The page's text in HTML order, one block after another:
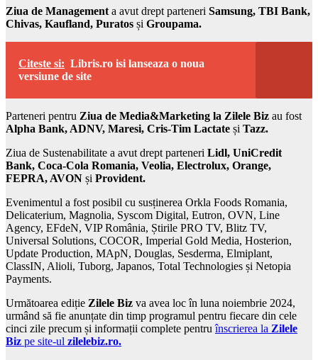
Ziua de Management a avut drept parteneri Samsung, TBI Bank,
Chivas, Kaufland, Puratos și Groupama.
Citeste si: Libris.ro isi lanseaza o noua
versiune de site
Parteneri pentru Ziua de Media&Marketing la Zilele Biz au fost
Alpha Bank, ADNV, Maresi, Cris-Tim Lactate și Tazz.
Ziua de Sustenabilitate a avut drept parteneri Lidl, UniCredit
Bank, Coca-Cola Romania, Veolia, Electrolux, Orange,
FEPRA, AVON și Provident.
Evenimentul a fost posibil cu susținerea Orkla Foods Romania,
Delicaterium, Magnolia, Syscom Digital, Eutron, OVN, Line
Agency, EFdeN, VIP România, Știrile PRO TV, Blitz TV,
Universal Solutions, COCOR, Imperial Gold Media, Hosterion,
Update Production, MApN, Douglas, Sesderma, Elmiplant,
ClassIN, Alioli, Tuborg, Japanos, Total Technologies și Netopia
Payments.
Următoarea ediție Zilele Biz va avea loc în luna noiembrie 2024,
urmând să fie anunțate din timp programul pentru fiecare din cele
cinci zile precum și informații complete pentruînscrierea la Zilele
Biz pe site-ul zilelebiz.ro.